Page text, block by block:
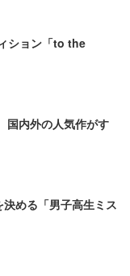
ション「to the
国内外の人気作がす
める「男子高生ミス